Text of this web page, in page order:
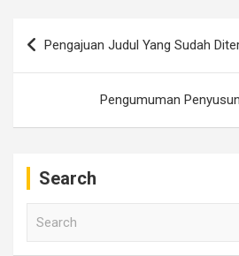
o
k
r
Navigasi
pos
Pengajuan Judul Yang Sudah
Pengumuman
Search